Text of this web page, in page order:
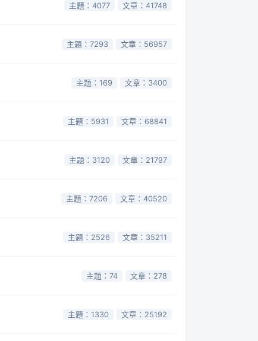
主題：4077 文章：41748
主題：7293 文章：56957
主題：169 文章：3400
主題：5931 文章：68841
主題：3120 文章：21797
主題：7206 文章：40520
主題：2526 文章：35211
主題：74 文章：278
主題：1330 文章：25192